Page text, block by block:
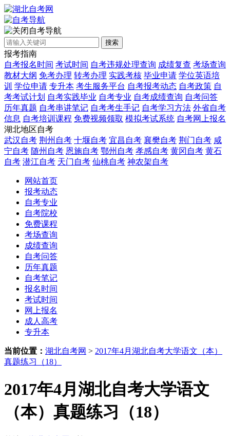
自考导航
搜索
报考指南
自考报名时间 考试时间 自考违规处理查询 成绩复查 考场查询
教材大纲 免考办理 转考办理 实践考核 毕业申请 学位英语培
训 学位申请 专升本 考生服务平台 自考报考动态 自考政策 自
考考试计划 自考实践毕业 自考专业 自考成绩查询 自考问答
历年真题 自考串讲笔记 自考考生手记 自考学习方法 外省自考
信息 自考培训课程 免费视频领取 模拟考试系统 自考网上报名
湖北地区自考
武汉自考 荆州自考 十堰自考 宜昌自考 襄樊自考 荆门自考 咸
宁自考 随州自考 恩施自考 鄂州自考 孝感自考 黄冈自考 黄石
自考 潜江自考 天门自考 仙桃自考 神农架自考
网站首页
报考动态
自考专业
自考院校
免费课程
考场查询
成绩查询
自考问答
历年真题
自考笔记
报名时间
考试时间
网上报名
成人高考
专升本
当前位置： 湖北自考网 > 2017年4月湖北自考大学语文（本）
真题练习（18）
2017年4月湖北自考大学语文
（本）真题练习（18）